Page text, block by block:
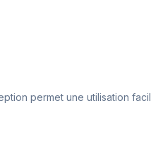
permet une utilisation